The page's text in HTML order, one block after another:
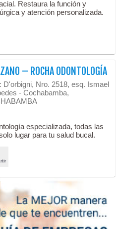
Restaura la función y
y atención personalizada.
– ROCHA ODONTOLOGÍA
D'orbigni, Nro. 2518, esq. Ismael
- Cochabamba,
especializada, todas las
lugar para tu salud bucal.